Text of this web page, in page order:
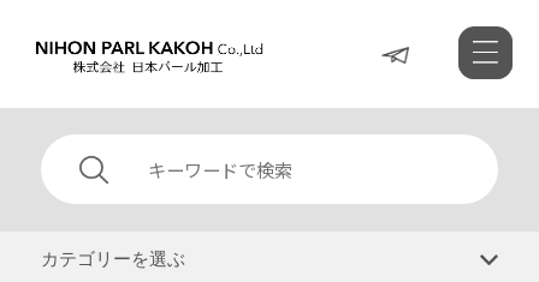
カテゴリーを選ぶ